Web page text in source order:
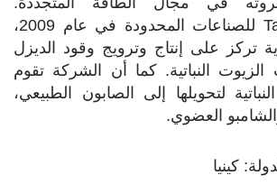
للصناعات المحدودة في عام 2009،
تركز على إنتاج وترويج وقود الديزل
النباتية. كما أن الشركة تقوم
لتحويلها إلى الصابون الطبيعي،
العضوي.